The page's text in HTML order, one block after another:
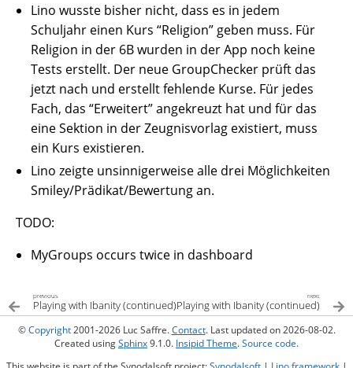
Lino wusste bisher nicht, dass es in jedem
Schuljahr einen Kurs “Religion” geben muss. Für
Religion in der 6B wurden in der App noch keine
Tests erstellt. Der neue GroupChecker prüft das
jetzt nach und erstellt fehlende Kurse. Für jedes
Fach, das “Erweitert” angekreuzt hat und für das
eine Sektion in der Zeugnisvorlag existiert, muss
ein Kurs existieren.
Lino zeigte unsinnigerweise alle drei Möglichkeiten
Smiley/Prädikat/Bewertung an.
TODO:
MyGroups occurs twice in dashboard
previous
Playing with Ibanity (continued)
next
Playing with Ibanity (continued)
©Copyright2001-2026 Luc Saffre.Contact. Last updated on 2026-08-02.
Created usingSphinx9.1.0. Insipid Theme.Source code.